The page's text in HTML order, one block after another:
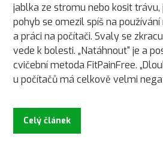
jablka ze stromu nebo kosit trávu,
pohyb se omezil spíš na
a práci na počítači. Svaly se
vede k bolesti. „Natáhnout“ je a
cvičební metoda FitPainFree.
u počítačů má celkově velmi
Celý článek